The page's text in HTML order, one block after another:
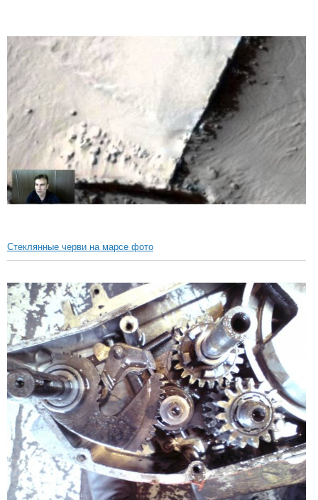
Стеклянные черви на марсе фото